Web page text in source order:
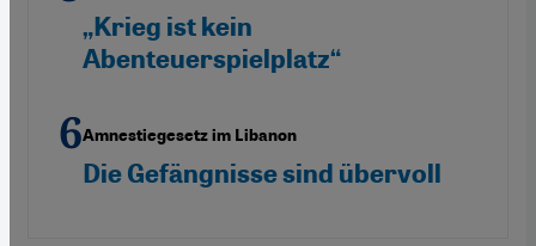
„Krieg ist kein
Abenteuerspielplatz“
Amnestiegesetz im Libanon
Die Gefängnisse sind übervoll